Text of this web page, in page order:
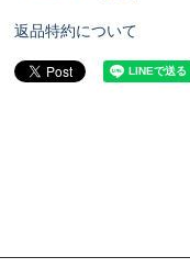
返品特約について